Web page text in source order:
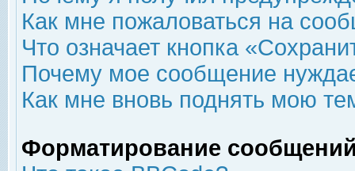
Как мне пожаловаться на
Что означает кнопка
Почему мое сообщение
Как мне вновь поднять мою
Форматирование